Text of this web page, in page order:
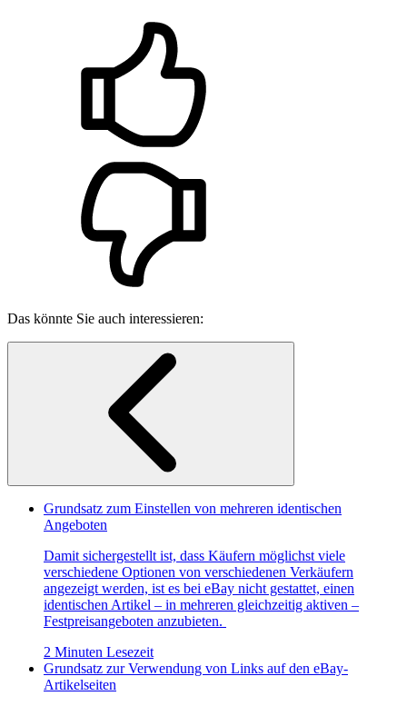
Das könnte Sie auch interessieren:
Grundsatz zum Einstellen von mehreren identischen
Angeboten
Damit sichergestellt ist, dass Käufern möglichst viele
verschiedene Optionen von verschiedenen Verkäufern
angezeigt werden, ist es bei eBay nicht gestattet, einen
identischen Artikel – in mehreren gleichzeitig aktiven –
Festpreisangeboten anzubieten.
2 Minuten Lesezeit
Grundsatz zur Verwendung von Links auf den eBay-
Artikelseiten